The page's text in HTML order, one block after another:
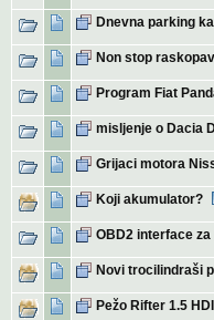
Dnevna parking
Non stop
Program Fiat
misljenje o Dacia
Grijaci motora
Koji akumulator?
OBD2 interface
Novi trocilindraši
Pežo Rifter 1.5 HDI